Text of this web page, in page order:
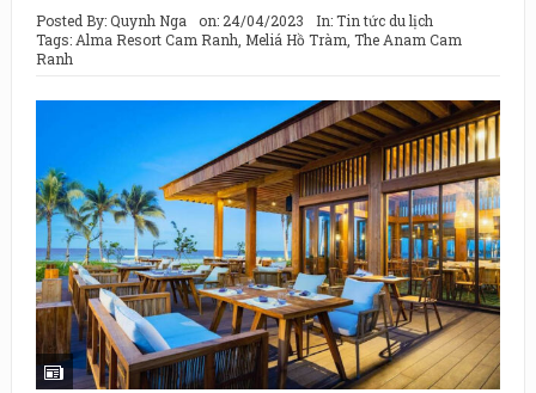
Posted By:Quynh Nga on: 24/04/2023 In:Tin tức du lịch
Tags: Alma Resort Cam Ranh Meliá Hồ Tràm The Anam Cam
Ranh